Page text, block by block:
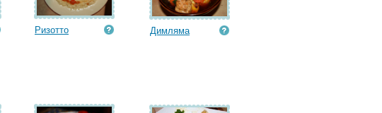
Ризотто Димляма